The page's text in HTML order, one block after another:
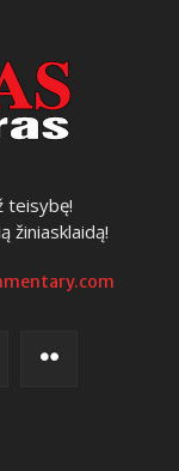
teisybę!
žiniasklaidą!